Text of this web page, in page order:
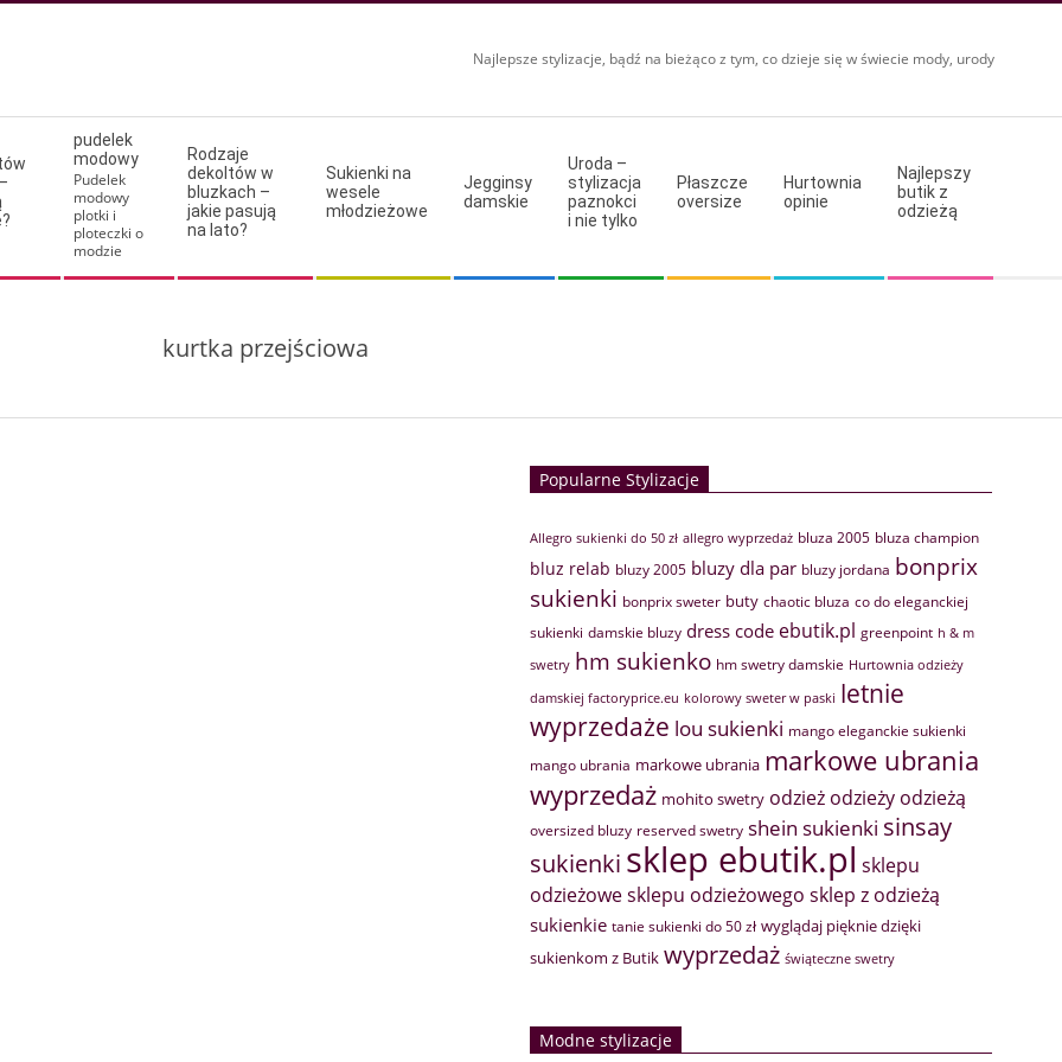
Najlepsze stylizacje, bądź na bieżąco z tym, co dzieje się w świecie mody, urody
pudelek
modowy
Pudelek
modowy
plotki i
ploteczki o
modzie
Rodzaje
dekoltów w
bluzkach –
jakie pasują
na lato?
Sukienki na
wesele
młodzieżowe
Jegginsy
damskie
Uroda –
stylizacja
paznokci
i nie tylko
Płaszcze
oversize
Hurtownia
opinie
Najlepszy
butik z
odzieżą
kurtka przejściowa
Popularne Stylizacje
Allegro sukienki do 50 zł allegro wyprzedaż bluza 2005 bluza champion
bluz relab bluzy 2005 bluzy dla par bluzy jordana bonprix
sukienki bonprix sweter buty chaotic bluza co do eleganckiej
sukienki damskie bluzy dress code ebutik.pl greenpoint h & m
swetry hm sukienko hm swetry damskie Hurtownia odzieży
damskiej factoryprice.eu kolorowy sweter w paski letnie
wyprzedaże lou sukienki mango eleganckie sukienki
mango ubrania markowe ubrania markowe ubrania
wyprzedaż mohito swetry odzież odzieży odzieżą
oversized bluzy reserved swetry shein sukienki sinsay
sukienki sklep ebutik.pl sklepu
odzieżowesklepu odzieżowego sklep z odzieżą
sukienkie tanie sukienki do 50 zł wyglądaj pięknie dzięki
sukienkom z Butik wyprzedaż świąteczne swetry
Modne stylizacje